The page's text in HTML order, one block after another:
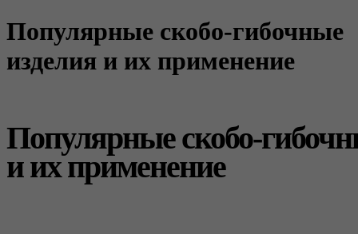
Популярные скобо-гибочные
изделия и их применение
Популярные скобо-
и их применение